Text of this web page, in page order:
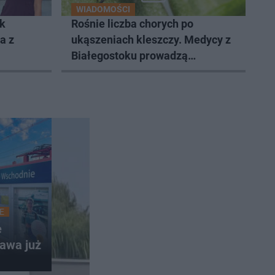
z
WIADOMOŚCI
Rośnie liczba chorych po
ukąszeniach kleszczy. Medycy z
Białegostoku prowadzą
już